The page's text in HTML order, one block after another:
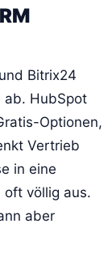
Bitrix24
ab. HubSpot
Optionen,
Vertrieb
in eine
oft völlig aus.
aber